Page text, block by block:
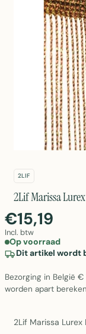
2LIF
2Lif Marissa
€15,19
Incl. btw
Op voorraad
Dit artikel wordt
Bezorging in België
worden apart
2Lif Marissa